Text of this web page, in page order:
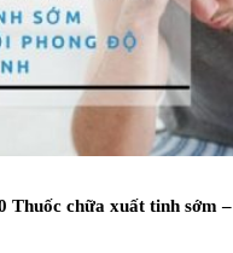
Thuốc chữa xuất tinh sớm